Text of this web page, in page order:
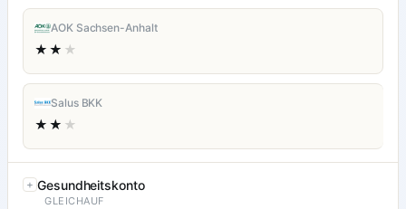
AOK Sachsen-Anhalt
★★ ★
Salus BKK
★★ ★
Gesundheitskonto
GLEICHAUF